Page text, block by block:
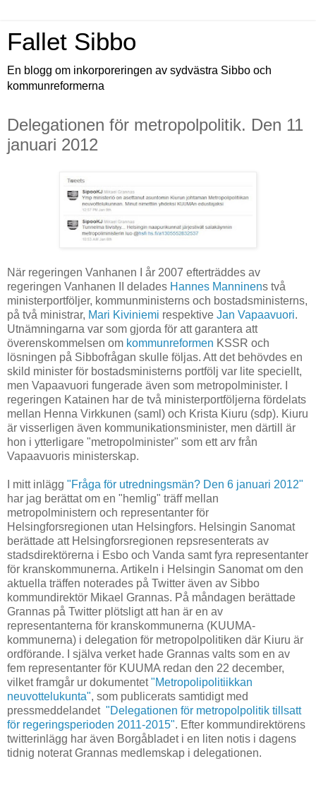
Fallet Sibbo
En blogg om inkorporeringen av sydvästra Sibbo och
kommunreformerna
Delegationen för metropolpolitik. Den 11
januari 2012
När regeringen Vanhanen I år 2007 efterträddes av
regeringen Vanhanen II delades Hannes Manninens två
ministerportföljer, kommunministerns och bostadsministerns,
på två ministrar, Mari Kiviniemi respektive Jan Vapaavuori.
Utnämningarna var som gjorda för att garantera att
överenskommelsen om kommunreformen KSSR och
lösningen på Sibbofrågan skulle följas. Att det behövdes en
skild minister för bostadsministerns portfölj var lite speciellt,
men Vapaavuori fungerade även som metropolminister. I
regeringen Katainen har de två ministerportföljerna fördelats
mellan Henna Virkkunen (saml) och Krista Kiuru (sdp). Kiuru
är visserligen även kommunikationsminister, men därtill är
hon i ytterligare "metropolminister" som ett arv från
Vapaavuoris ministerskap.
I mitt inlägg "Fråga för utredningsmän? Den 6 januari 2012"
har jag berättat om en "hemlig" träff mellan
metropolministern och representanter för
Helsingforsregionen utan Helsingfors. Helsingin Sanomat
berättade att Helsingforsregionen repsresenterats av
stadsdirektörerna i Esbo och Vanda samt fyra representanter
för kranskommunerna. Artikeln i Helsingin Sanomat om den
aktuella träffen noterades på Twitter även av Sibbo
kommundirektör Mikael Grannas. På måndagen berättade
Grannas på Twitter plötsligt att han är en av
representanterna för kranskommunerna (KUUMA-
kommunerna) i delegation för metropolpolitiken där Kiuru är
ordförande. I själva verket hade Grannas valts som en av
fem representanter för KUUMA redan den 22 december,
vilket framgår ur dokumentet"Metropolipolitiikkan
neuvottelukunta", som publicerats samtidigt med
pressmeddelandet "Delegationen för metropolpolitik tillsatt
för regeringsperioden 2011-2015". Efter kommundirektörens
twitterinlägg har även Borgåbladet i en liten notis i dagens
tidnig noterat Grannas medlemskap i delegationen.